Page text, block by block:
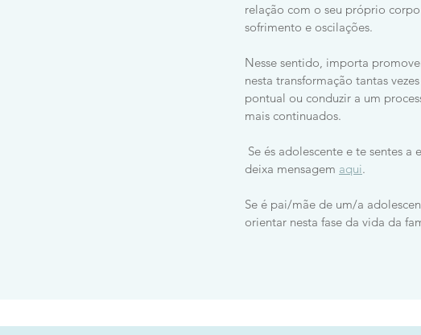
relação com o seu próprio
sofrimento e oscilações.
Nesse sentido, importa
nesta transformação tantas
pontual ou conduzir a um
mais continuados.
Se és adolescente e te sentes
deixa mensagem aqui.
Se é pai/mãe de um/a
orientar nesta fase da vida da